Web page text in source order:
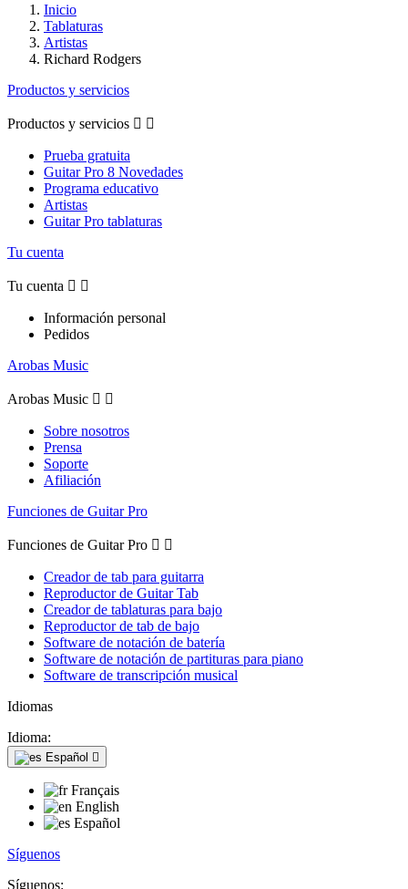
Inicio
Tablaturas
Artistas
Richard Rodgers
Productos y servicios
Productos y servicios  
Prueba gratuita
Guitar Pro 8 Novedades
Programa educativo
Artistas
Guitar Pro tablaturas
Tu cuenta
Tu cuenta  
Información personal
Pedidos
Arobas Music
Arobas Music  
Sobre nosotros
Prensa
Soporte
Afiliación
Funciones de Guitar Pro
Funciones de Guitar Pro  
Creador de tab para guitarra
Reproductor de Guitar Tab
Creador de tablaturas para bajo
Reproductor de tab de bajo
Software de notación de batería
Software de notación de partituras para piano
Software de transcripción musical
Idiomas
Idioma:
Español 
Français
English
Español
Síguenos
Síguenos: